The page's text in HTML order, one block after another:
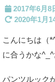
2017年6月8
2020年1月
こんにちは（
に合うかな^_^;
パンツルック